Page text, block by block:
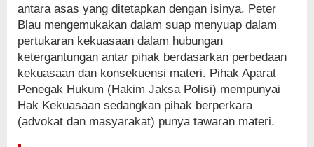
antara asas yang ditetapkan dengan isinya. Peter
Blau mengemukakan dalam suap menyuap dalam
pertukaran kekuasaan dalam hubungan
ketergantungan antar pihak berdasarkan perbedaan
kekuasaan dan konsekuensi materi. Pihak Aparat
Penegak Hukum (Hakim Jaksa Polisi) mempunyai
Hak Kekuasaan sedangkan pihak berperkara
(advokat dan masyarakat) punya tawaran materi.